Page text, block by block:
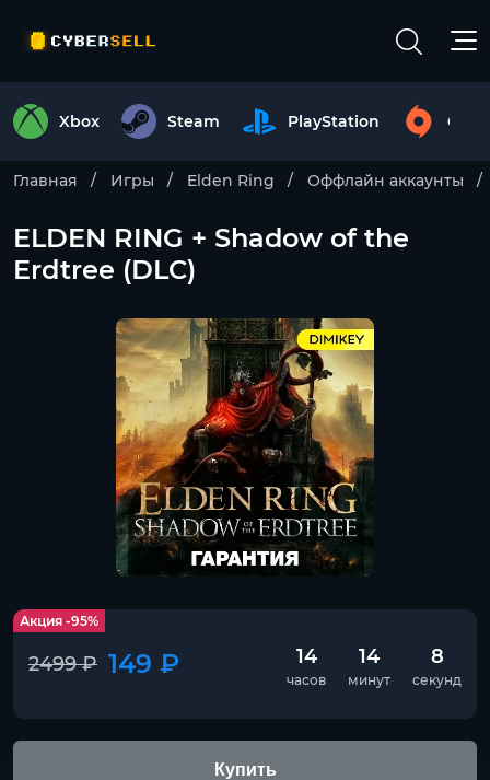
Xbox Steam PlayStation
Главная Игры Elden Ring Оффлайн аккаунты
ELDEN RING + Shadow of the
Erdtree (DLC)
Акция -95%
2499 ₽ 149 ₽ 14
часов
14
минут
8
секунд
Купить